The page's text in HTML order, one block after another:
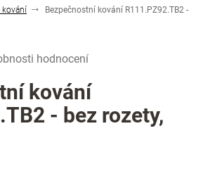
kování
Bezpečnostní kování R111.PZ92.TB2 -
hodnocení
kování
- bez rozety,